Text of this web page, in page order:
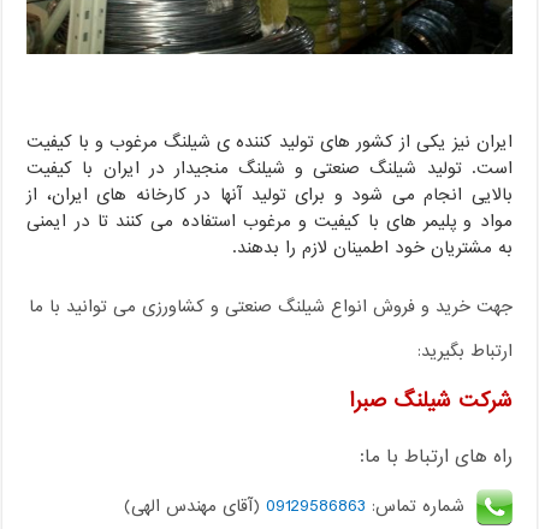
ایران نیز یکی از کشور های تولید کننده ی شیلنگ مرغوب و با کیفیت
است. تولید شیلنگ صنعتی و شیلنگ منجیدار در ایران با کیفیت
بالایی انجام می شود و برای تولید آنها در کارخانه های ایران، از
مواد و پلیمر های با کیفیت و مرغوب استفاده می کنند تا در ایمنی
به مشتریان خود اطمینان لازم را بدهند.
جهت خرید و فروش انواع شیلنگ صنعتی و کشاورزی می توانید با ما
ارتباط بگیرید:
شرکت شیلنگ صبرا
راه های ارتباط با ما:
شماره تماس: 09129586863 (آقای مهندس الهی)